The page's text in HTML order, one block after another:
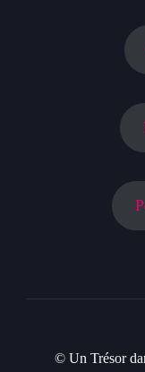
© Un Trésor